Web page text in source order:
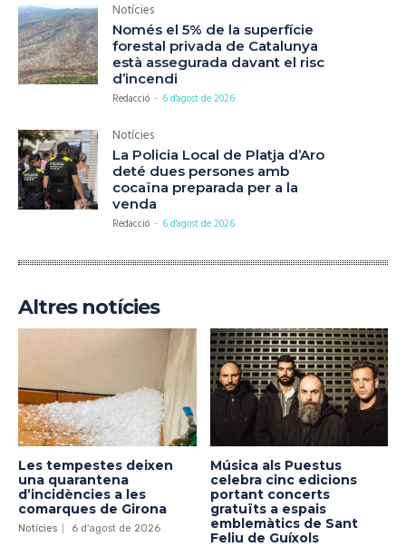
Notícies
Només el 5% de la superfície
forestal privada de Catalunya
està assegurada davant el risc
d’incendi
Redacció - 6 d'agost de 2026
Notícies
La Policia Local de Platja d’Aro
deté dues persones amb
cocaïna preparada per a la
venda
Redacció - 6 d'agost de 2026
Altres notícies
Les tempestes deixen
una quarantena
d’incidències a les
comarques de Girona
Notícies 6 d'agost de 2026
Música als Puestus
celebra cinc edicions
portant concerts
gratuïts a espais
emblemàtics de Sant
Feliu de Guíxols